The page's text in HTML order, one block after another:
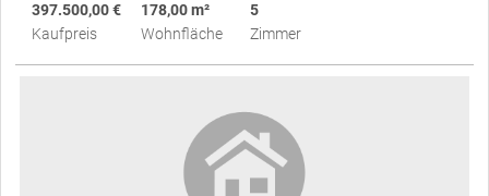
397.500,00 €
Kaufpreis
178,00 m²
Wohnfläche
5
Zimmer